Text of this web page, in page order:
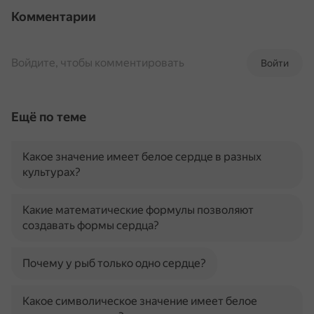
Комментарии
Войти
Войдите, чтобы комментировать
Ещё по теме
Какое значение имеет белое сердце в разных
культурах?
Какие математические формулы позволяют
создавать формы сердца?
Почему у рыб только одно сердце?
Какое символическое значение имеет белое